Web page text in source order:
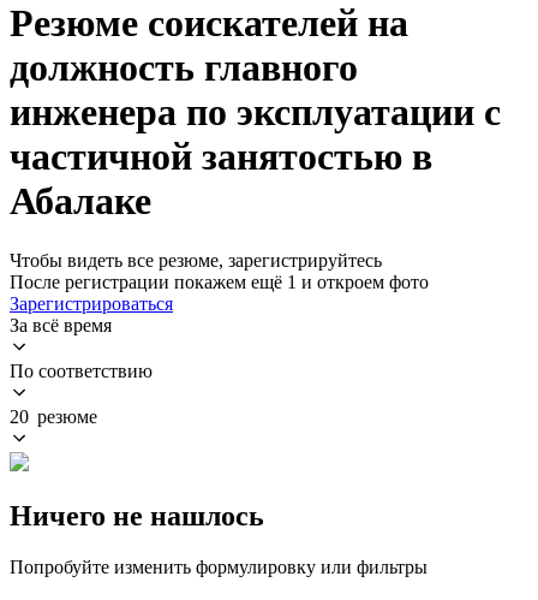
Резюме соискателей на
должность главного
инженера по эксплуатации с
частичной занятостью в
Абалаке
Чтобы видеть все резюме, зарегистрируйтесь
После регистрации покажем ещё 1 и откроем фото
Зарегистрироваться
За всё время
По соответствию
20 резюме
Ничего не нашлось
Попробуйте изменить формулировку или фильтры